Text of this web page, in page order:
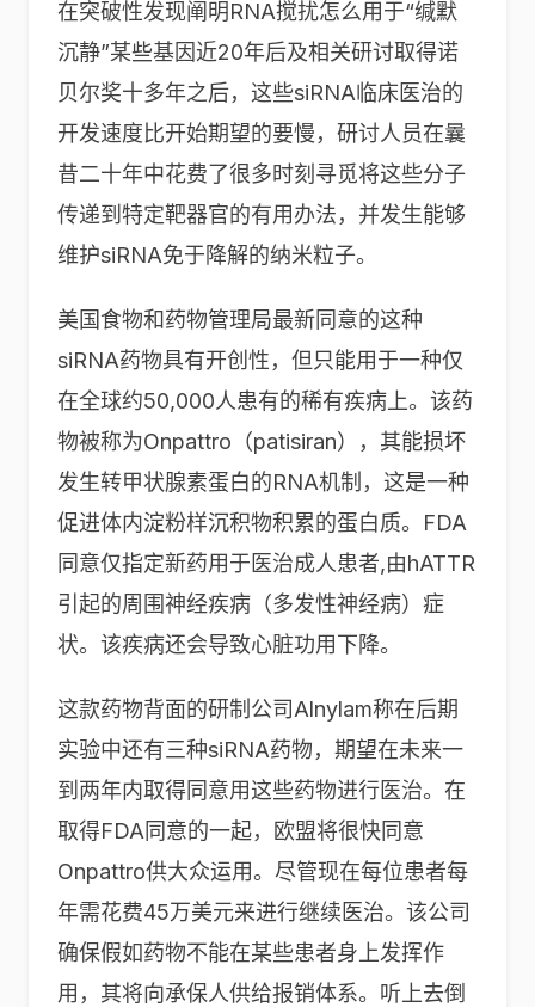
在突破性发现阐明RNA搅扰怎么用于“缄默
沉静”某些基因近20年后及相关研讨取得诺
贝尔奖十多年之后，这些siRNA临床医治的
开发速度比开始期望的要慢，研讨人员在曩
昔二十年中花费了很多时刻寻觅将这些分子
传递到特定靶器官的有用办法，并发生能够
维护siRNA免于降解的纳米粒子。
美国食物和药物管理局最新同意的这种
siRNA药物具有开创性，但只能用于一种仅
在全球约50,000人患有的稀有疾病上。该药
物被称为Onpattro（patisiran），其能损坏
发生转甲状腺素蛋白的RNA机制，这是一种
促进体内淀粉样沉积物积累的蛋白质。FDA
同意仅指定新药用于医治成人患者,由hATTR
引起的周围神经疾病（多发性神经病）症
状。该疾病还会导致心脏功用下降。
这款药物背面的研制公司Alnylam称在后期
实验中还有三种siRNA药物，期望在未来一
到两年内取得同意用这些药物进行医治。在
取得FDA同意的一起，欧盟将很快同意
Onpattro供大众运用。尽管现在每位患者每
年需花费45万美元来进行继续医治。该公司
确保假如药物不能在某些患者身上发挥作
用，其将向承保人供给报销体系。听上去倒